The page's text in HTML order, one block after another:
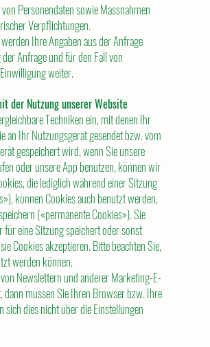
Personendaten sowie Massnahmen
Verpflichtungen.
Ihre Angaben aus der Anfrage
Anfrage und für den Fall von
weiter.
der Nutzung unserer Website
Techniken ein, mit denen Ihr
an Ihr Nutzungsgerät gesendet bzw. vom
gespeichert wird, wenn Sie unsere
oder unsere App benutzen, können wir
die lediglich während einer Sitzung
können Cookies auch benutzt werden,
(«permanente Cookies»). Sie
eine Sitzung speichert oder sonst
Cookies akzeptieren. Bitte beachten Sie,
werden können.
Newslettern und anderer Marketing-E-
dann müssen Sie Ihren Browser bzw. Ihre
dies nicht über die Einstellungen